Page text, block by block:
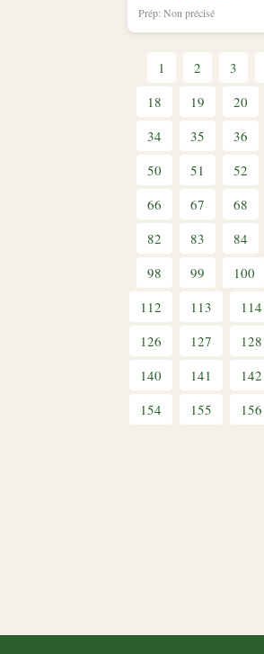
Prép: Non précisé
1 2 3
18
19 20
34
35 36
50
51 52
66
67 68
82
83 84
98
99 100
112
113 114
126
127 128
140
141 142
154
155 156